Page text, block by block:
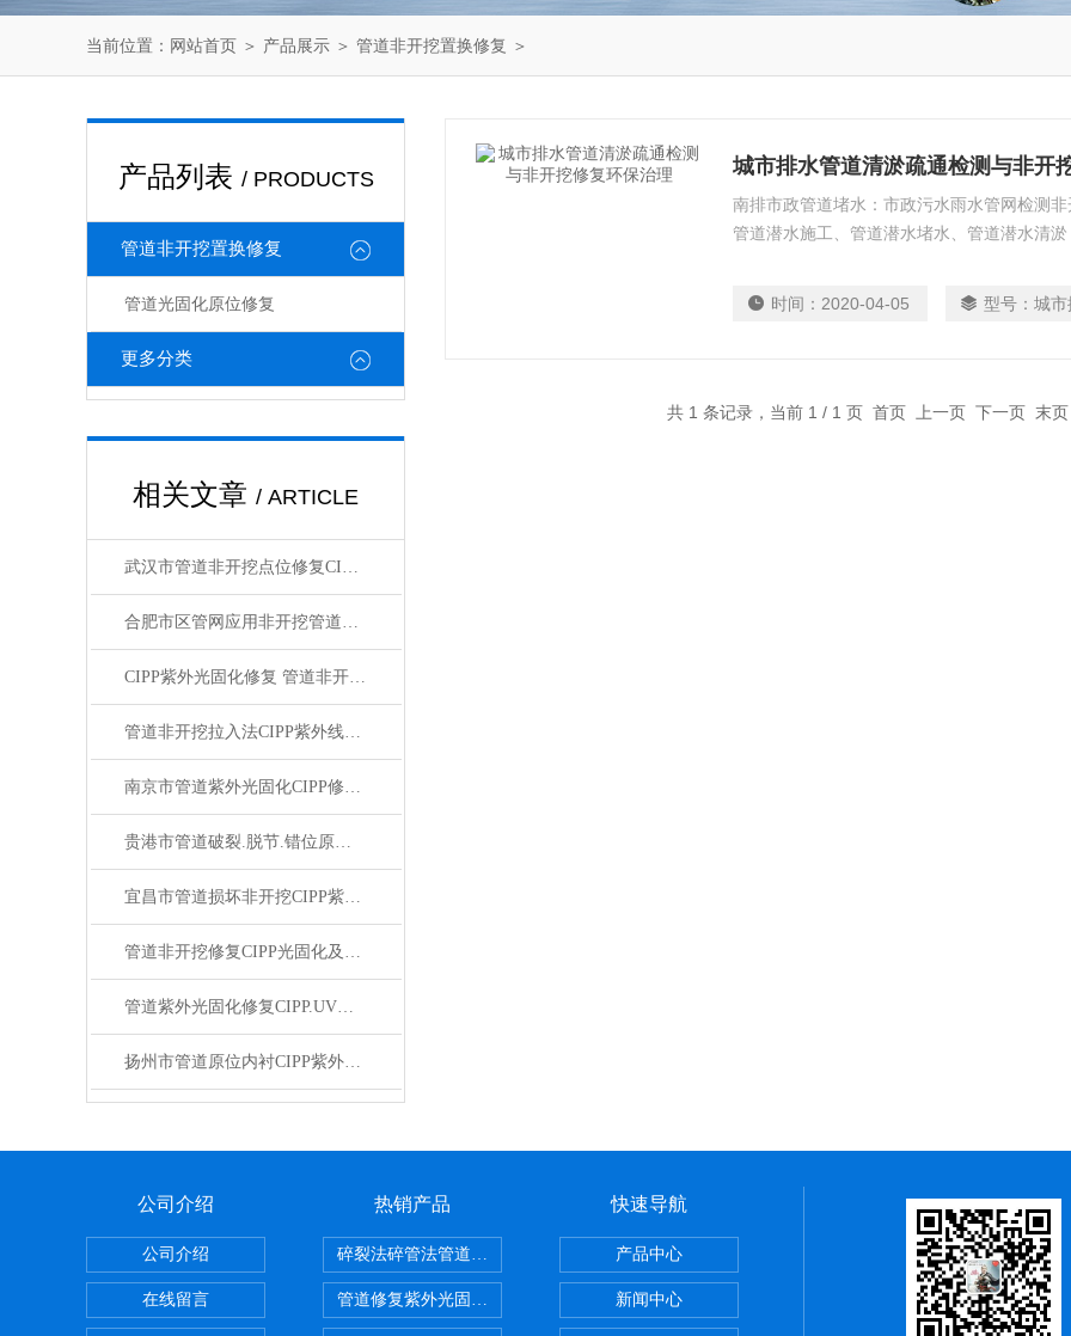
当前位置： 网站首页 ＞ 产品展示 ＞ 管道非开挖置换修复 ＞
产品列表 / PRODUCTS
管道非开挖置换修复
管道光固化原位修复
更多分类
相关文章 / ARTICLE
武汉市管道非开挖点位修复CIPP紫外光固化修复施工流程
合肥市区管网应用非开挖管道CIPP紫外光固化修复
CIPP紫外光固化修复 管道非开挖局部树脂固化 不锈钢双涨环
管道非开挖拉入法CIPP紫外线光固化修复
南京市管道紫外光固化CIPP修复详细解读
贵港市管道破裂.脱节.错位原位CIPP紫外光固化修复
宜昌市管道损坏非开挖CIPP紫外光固化修复
管道非开挖修复CIPP光固化及螺旋缠绕内衬技术
管道紫外光固化修复CIPP.UV基价定额
扬州市管道原位内衬CIPP紫外光固化修复
城市排水管道清淤疏通检测与非开
南排市政管道堵水：市政污水雨水管网检测非
管道潜水施工、管道潜水堵水、管道潜水清
时间： 2020-04-05 型号： 城市
共 1 条记录，当前 1 / 1 页 首页 上一页 下一页 末
公司介绍
公司介绍
在线留言
热销产品
碎裂法碎管法管道修复技术
管道修复紫外光固化修复CIPP内衬法
快速导航
产品中心
新闻中心